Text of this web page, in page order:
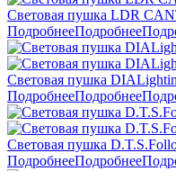
Световая пушка LDR
ПодробнееПодробнее
Световая пушка
ПодробнееПодробнее
Световая пушка
ПодробнееПодробнее